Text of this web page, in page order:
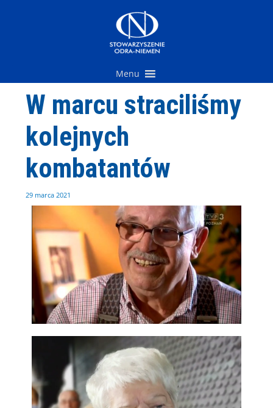
Menu
W marcu straciliśmy
kolejnych
kombatantów
29 marca 2021